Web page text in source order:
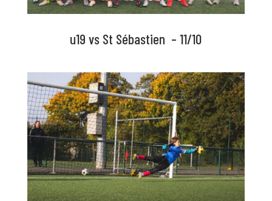
u19 vs St Sébastien – 11/10